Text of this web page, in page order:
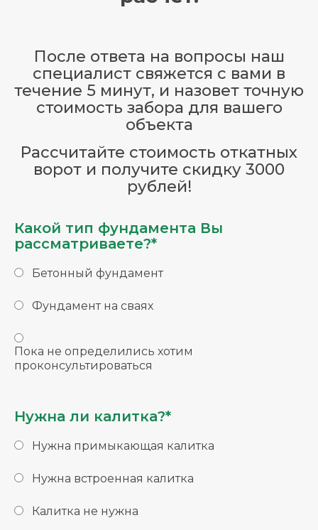
После ответа на вопросы наш
специалист свяжется с вами в
течение 5 минут, и назовет точную
стоимость забора для вашего
объекта
Рассчитайте стоимость откатных
ворот и получите скидку 3000
рублей!
Какой тип фундамента Вы
рассматриваете?*
Бетонный фундамент
Фундамент на сваях
Пока не определились хотим
проконсультироваться
Нужна ли калитка?*
Нужна примыкающая калитка
Нужна встроенная калитка
Калитка не нужна